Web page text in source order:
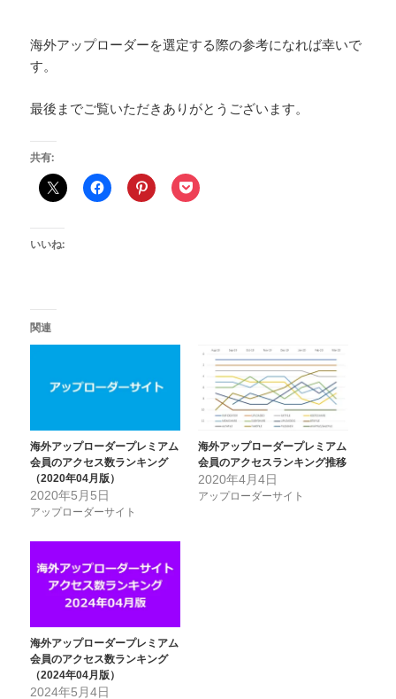
海外アップローダーを選定する際の参考になれば幸いで
す。
最後までご覧いただきありがとうございます。
共有:
いいね:
関連
海外アップローダープレミアム
会員のアクセス数ランキング
（2020年04月版）
2020年5月5日
アップローダーサイト
海外アップローダープレミアム
会員のアクセスランキング推移
2020年4月4日
アップローダーサイト
海外アップローダープレミアム
会員のアクセス数ランキング
（2024年04月版）
2024年5月4日